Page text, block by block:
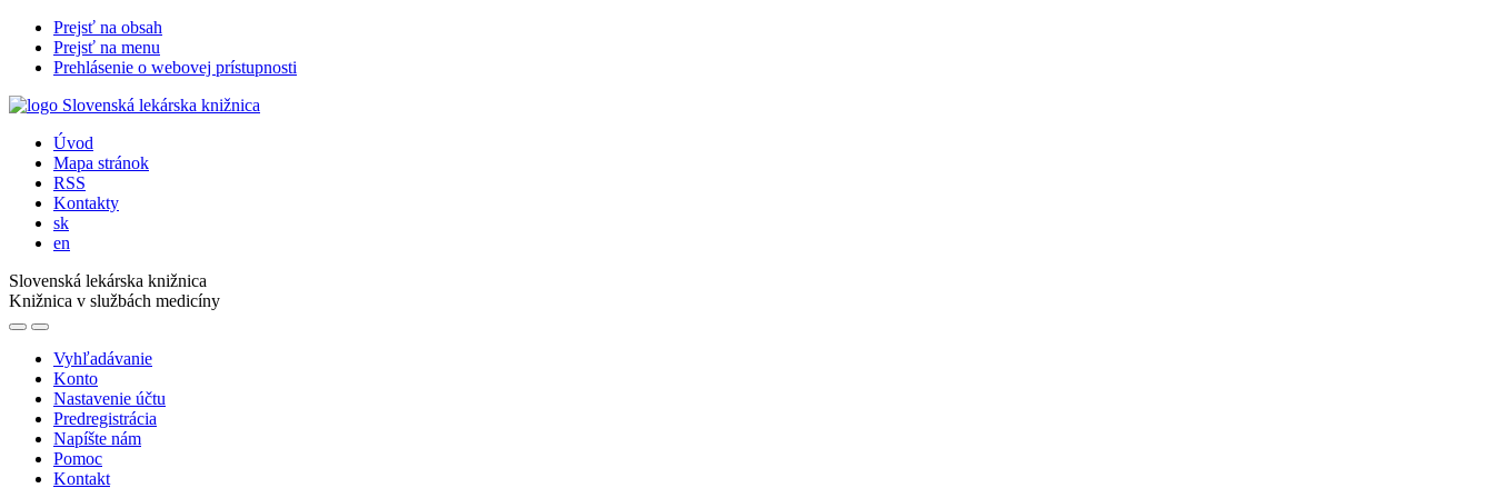
Prejsť na obsah
Prejsť na menu
Prehlásenie o webovej prístupnosti
Úvod
Mapa stránok
RSS
Kontakty
sk
en
Slovenská lekárska knižnica
Knižnica v službách medicíny
Vyhľadávanie
Konto
Nastavenie účtu
Predregistrácia
Napíšte nám
Pomoc
Kontakt